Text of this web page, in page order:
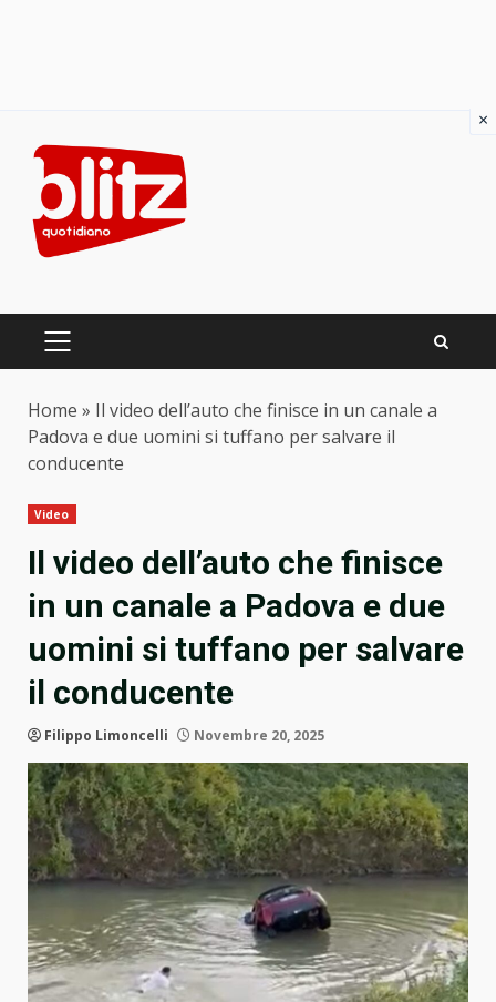
content
PRIMARY
Home » Il video dell’auto che finisce in un canale a
Padova e due uomini si tuffano per salvare il
conducente
Video
Il video dell’auto che finisce
in un canale a Padova e due
uomini si tuffano per salvare
il conducente
Filippo Limoncelli Novembre 20, 2025
×